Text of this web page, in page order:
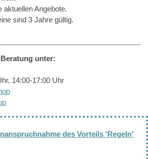
aktuellen Angebote.
sind 3 Jahre gültig.
unter:
14:00-17:00 Uhr
des Vorteils ‘Regeln’